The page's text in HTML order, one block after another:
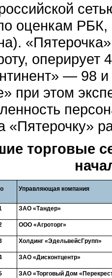
оценкам
оперирует
— 98 и
при этом
«Пятерочку»
торговые
Управляющая компания
ЗАО «Тандер»
ООО «Агроторг»
Холдинг «ЭдельвейсГрупп»
ЗАО «Дисконтцентр»
ЗАО «Торговый Дом